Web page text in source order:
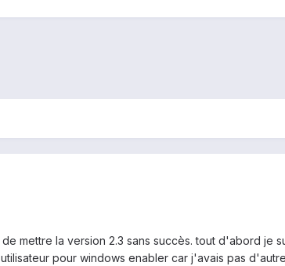
de mettre la version 2.3 sans succès. tout d'abord je
pour windows enabler car j'avais pas